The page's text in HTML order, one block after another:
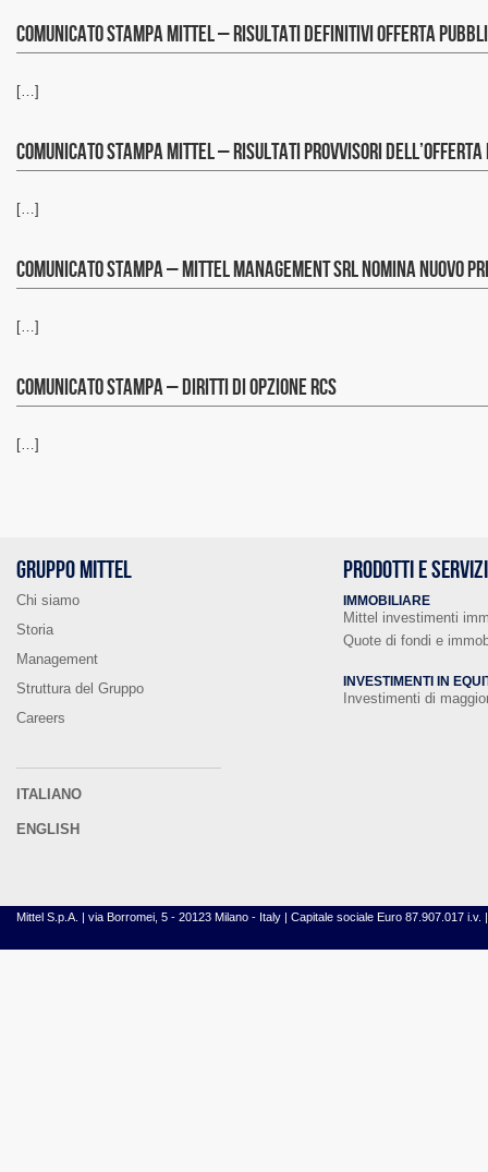
Comunicato stampa Mittel – risultati definitivi Offerta
[…]
Comunicato stampa Mittel – risultati provvisori
[…]
Comunicato stampa – Mittel Management Srl nomina nuovo
[…]
Comunicato Stampa – Diritti di opzione RCS
[…]
GRUPPO MITTEL
Chi siamo
Storia
Management
Struttura del Gruppo
Careers
ITALIANO
ENGLISH
PRODOTTI E SERVIZI
IMMOBILIARE
Mittel investimenti
Quote di fondi e
INVESTIMENTI IN
Investimenti di
Mittel S.p.A. | via Borromei, 5 - 20123 Milano - Italy | Capitale sociale Euro 87.907.017